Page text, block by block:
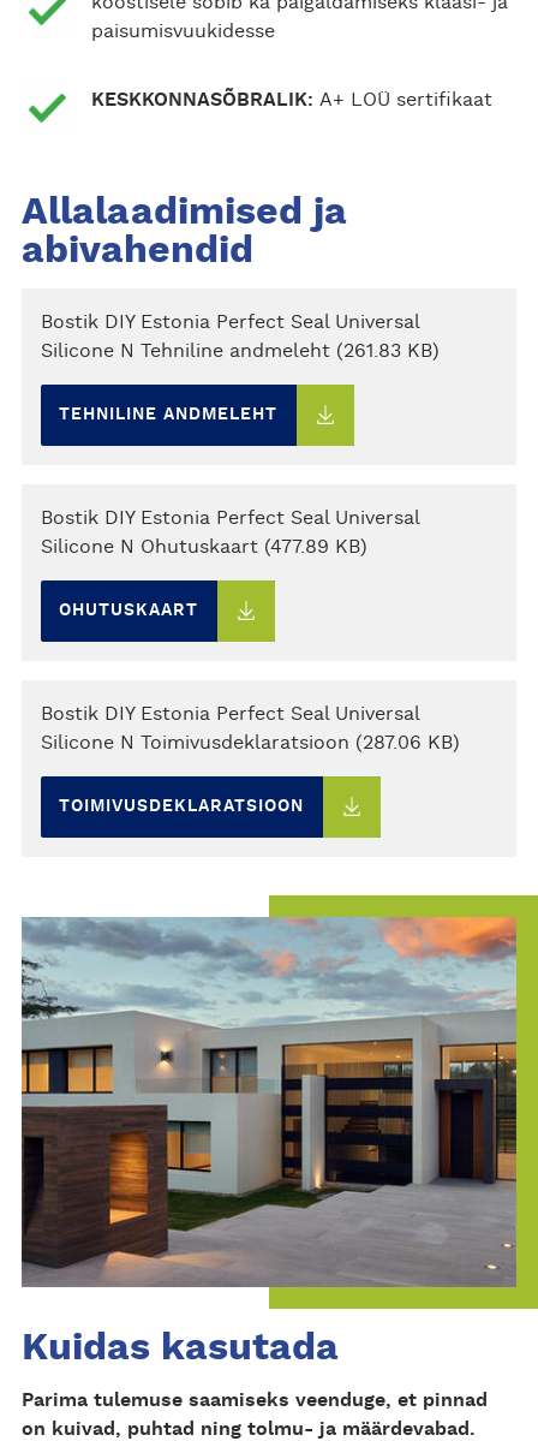
paisumisvuukidesse
KESKKONNASÕBRALIK: A+ LOÜ sertifikaat
Allalaadimised ja
abivahendid
Bostik DIY Estonia Perfect Seal Universal
Silicone N Tehniline andmeleht (261.83 KB)
TEHNILINE ANDMELEHT
Bostik DIY Estonia Perfect Seal Universal
Silicone N Ohutuskaart (477.89 KB)
OHUTUSKAART
Bostik DIY Estonia Perfect Seal Universal
Silicone N Toimivusdeklaratsioon (287.06 KB)
TOIMIVUSDEKLARATSIOON
Kuidas kasutada
Parima tulemuse saamiseks veenduge, et pinnad
on kuivad, puhtad ning tolmu- ja määrdevabad.